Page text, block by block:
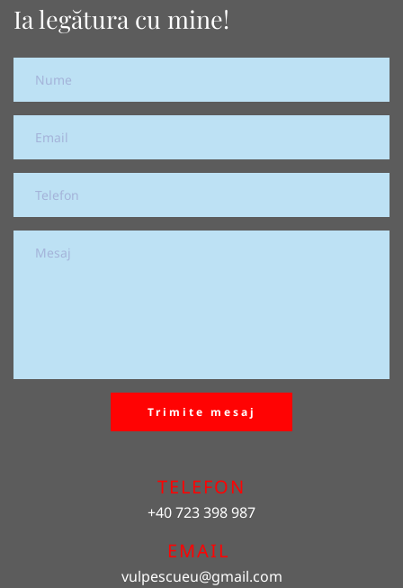
Ia legătura cu mine!
Trimite mesaj
TELEFON
+40 723 398 987
EMAIL
vulpescueu@gmail.com